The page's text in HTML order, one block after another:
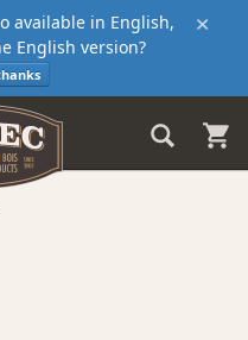
×
available in English,
English version?